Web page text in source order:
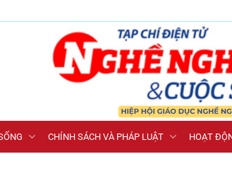
CHÍNH SÁCH VÀ PHÁP LUẬT HOẠT